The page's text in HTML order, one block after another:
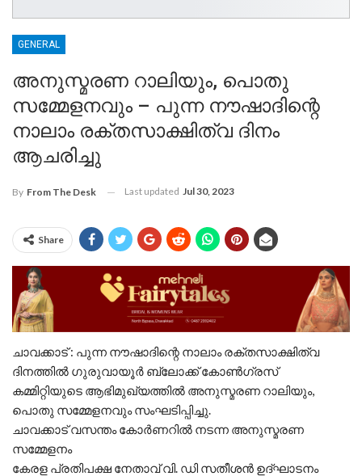
GENERAL
അനുസ്മരണ റാലിയും, പൊതു
സമ്മേളനവും – പുന്ന നൗഷാദിന്റെ
നാലാം രക്തസാക്ഷിത്വ ദിനം
ആചരിച്ചു
By From The Desk Last updated Jul 30, 2023
Share
ചാവക്കാട് : പുന്ന നൗഷാദിന്റെ നാലാം രക്തസാക്ഷിത്വ
ദിനത്തിൽ ഗുരുവായൂർ ബ്ലോക്ക്‌ കോൺഗ്രസ്‌
കമ്മിറ്റിയുടെ ആഭിമുഖ്യത്തിൽ അനുസ്മരണ റാലിയും,
പൊതു സമ്മേളനവും സംഘടിപ്പിച്ചു.
ചാവക്കാട് വസന്തം കോർണറിൽ നടന്ന അനുസ്മരണ
സമ്മേളനം
കേരള പ്രതിപക്ഷ നേതാവ് വി. ഡി സതീശൻ ഉദ്ഘാടനം